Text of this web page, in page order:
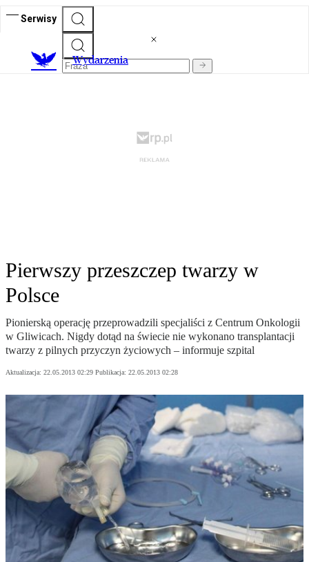
Serwisy
Wydarzenia
Pierwszy przeszczep twarzy w
Polsce
Pionierską operację przeprowadzili specjaliści z Centrum Onkologii
w Gliwicach. Nigdy dotąd na świecie nie wykonano transplantacji
twarzy z pilnych przyczyn życiowych – informuje szpital
Aktualizacja: 22.05.2013 02:29 Publikacja: 22.05.2013 02:28